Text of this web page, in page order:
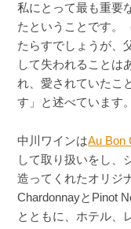
私にとって最も重要
たということです。
たらすでしょうが、
して失われることは
れ、愛されていたこ
す」と述べています。
中川ワインはAu Bon
して取り扱いをし、
造ってくれたオリジ
ChardonnayとPinot
とともに、ホテル、